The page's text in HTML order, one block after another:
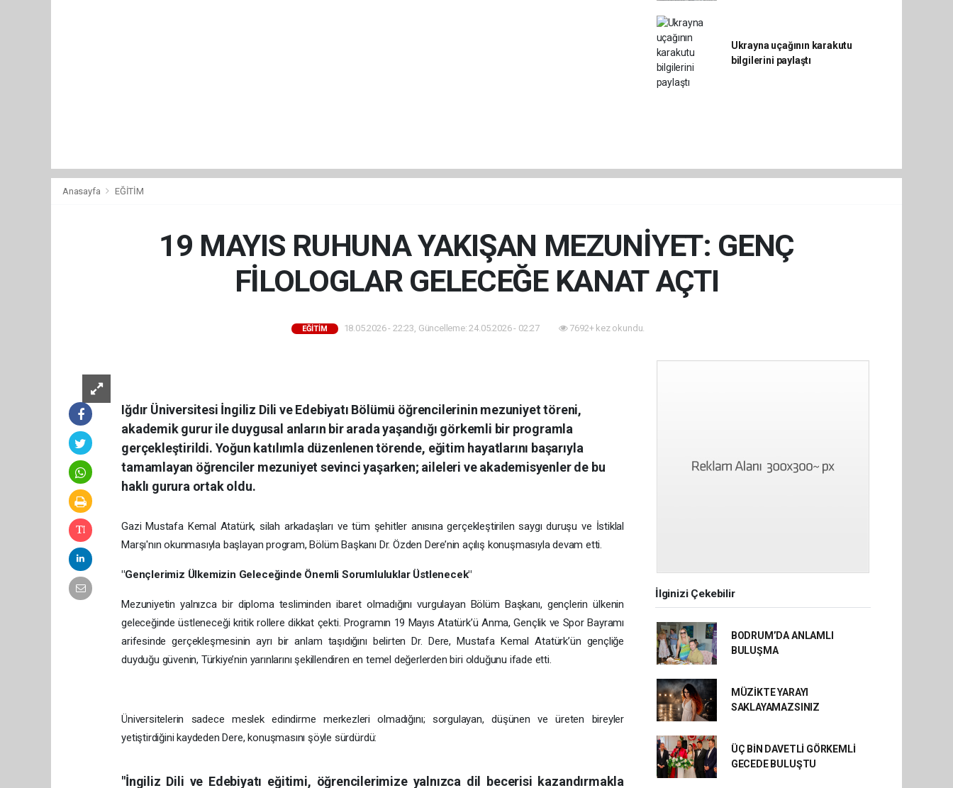
Ukrayna uçağının karakutu
bilgilerini paylaştı
Anasayfa EĞİTİM
19 MAYIS RUHUNA YAKIŞAN MEZUNİYET: GENÇ
FİLOLOGLAR GELECEĞE KANAT AÇTI
EĞİTİM 18.05.2026 - 22:23, Güncelleme: 24.05.2026 - 02:27 7692+ kez okundu.
Iğdır Üniversitesi İngiliz Dili ve Edebiyatı Bölümü öğrencilerinin mezuniyet töreni,
akademik gurur ile duygusal anların bir arada yaşandığı görkemli bir programla
gerçekleştirildi. Yoğun katılımla düzenlenen törende, eğitim hayatlarını başarıyla
tamamlayan öğrenciler mezuniyet sevinci yaşarken; aileleri ve akademisyenler de bu
haklı gurura ortak oldu.
Gazi Mustafa Kemal Atatürk, silah arkadaşları ve tüm şehitler anısına gerçekleştirilen saygı duruşu ve İstiklal
Marşı'nın okunmasıyla başlayan program, Bölüm Başkanı Dr. Özden Dere’nin açılış konuşmasıyla devam etti.
"Gençlerimiz Ülkemizin Geleceğinde Önemli Sorumluluklar Üstlenecek"
Mezuniyetin yalnızca bir diploma tesliminden ibaret olmadığını vurgulayan Bölüm Başkanı, gençlerin ülkenin
geleceğinde üstleneceği kritik rollere dikkat çekti. Programın 19 Mayıs Atatürk’ü Anma, Gençlik ve Spor Bayramı
arifesinde gerçekleşmesinin ayrı bir anlam taşıdığını belirten Dr. Dere, Mustafa Kemal Atatürk’ün gençliğe
duyduğu güvenin, Türkiye’nin yarınlarını şekillendiren en temel değerlerden biri olduğunu ifade etti.
Üniversitelerin sadece meslek edindirme merkezleri olmadığını; sorgulayan, düşünen ve üreten bireyler
yetiştirdiğini kaydeden Dere, konuşmasını şöyle sürdürdü:
"İngiliz Dili ve Edebiyatı eğitimi, öğrencilerimize yalnızca dil becerisi kazandırmakla
İlginizi Çekebilir
BODRUM’DA ANLAMLI
BULUŞMA
MÜZİKTE YARAYI
SAKLAYAMAZSINIZ
ÜÇ BİN DAVETLİ GÖRKEMLİ
GECEDE BULUŞTU